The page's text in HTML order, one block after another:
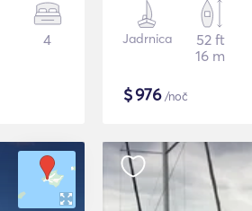
4 Jadrnica
52 ft
16 m
$976/noč